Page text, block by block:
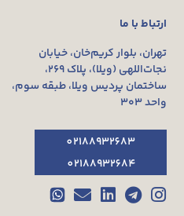
ارتباط با ما
تهران، بلوار کریم‌خان، خیابان
نجات‌اللهی (ویلا)، پلاک ۲۶۹،
ساختمان پردیس ویلا، طبقه سوم،
واحد ۳۰۳
02188932683
02188932684